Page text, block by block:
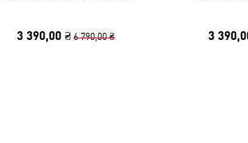
3 390,00 ₴ 6 790,00 ₴ 3